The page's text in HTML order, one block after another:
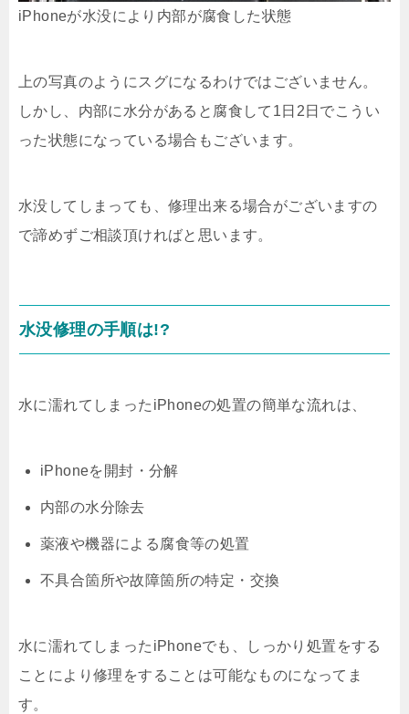
iPhoneが水没により内部が腐食した状態
上の写真のようにスグになるわけではございません。
しかし、内部に水分があると腐食して1日2日でこうい
った状態になっている場合もございます。
水没してしまっても、修理出来る場合がございますの
で諦めずご相談頂ければと思います。
水没修理の手順は!?
水に濡れてしまったiPhoneの処置の簡単な流れは、
iPhoneを開封・分解
内部の水分除去
薬液や機器による腐食等の処置
不具合箇所や故障箇所の特定・交換
水に濡れてしまったiPhoneでも、しっかり処置をする
ことにより修理をすることは可能なものになってま
す。